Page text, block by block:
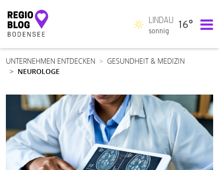
Hauptnavigation
LINDAU
sonnig
16°
UNTERNEHMEN ENTDECKEN
GESUNDHEIT & MEDIZIN
NEUROLOGE